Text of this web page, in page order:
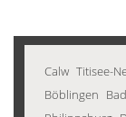
Calw Titisee-
Böblingen